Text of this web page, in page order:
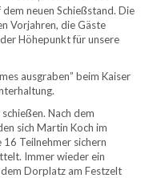
neuen Schießstand. Die
Vorjahren, die Gäste
Höhepunkt für unsere
ausgraben” beim Kaiser
Nach dem
sich Martin Koch im
16 Teilnehmer sichern
Immer wieder ein
Dorplatz am Festzelt